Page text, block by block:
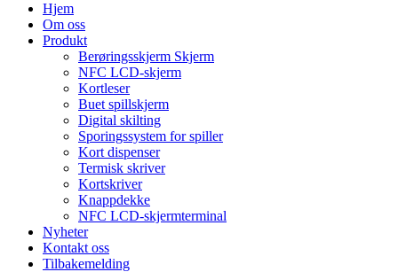
Hjem
Om oss
Produkt
Berøringsskjerm Skjerm
NFC LCD-skjerm
Kortleser
Buet spillskjerm
Digital skilting
Sporingssystem for spiller
Kort dispenser
Termisk skriver
Kortskriver
Knappdekke
NFC LCD-skjermterminal
Nyheter
Kontakt oss
Tilbakemelding